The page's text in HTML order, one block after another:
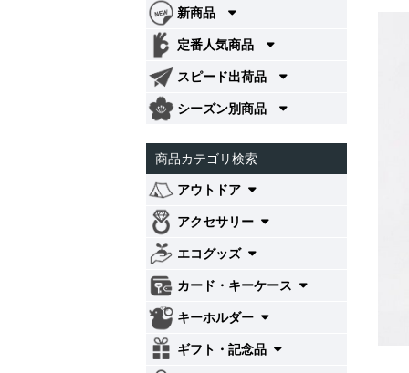
新商品
定番人気商品
スピード出荷品
シーズン別商品
商品カテゴリ検索
アウトドア
アクセサリー
エコグッズ
カード・キーケース
キーホルダー
ギフト・記念品